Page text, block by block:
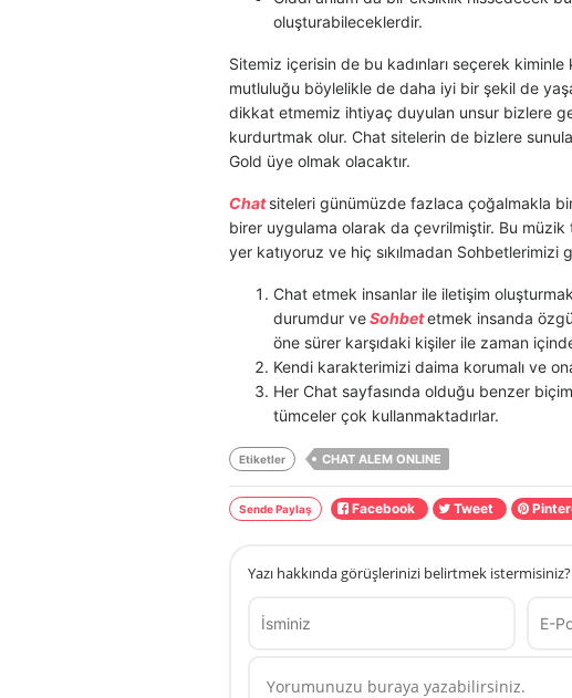
oluşturabileceklerdir.
Sitemiz içerisin de bu kadınları seçerek
mutluluğu böylelikle de daha iyi bir şekil de
dikkat etmemiz ihtiyaç duyulan unsur bizlere
kurdurtmak olur. Chat sitelerin de bizlere
Gold üye olmak olacaktır.
Chat siteleri günümüzde fazlaca çoğalmakla
birer uygulama olarak da çevrilmiştir. Bu
yer katıyoruz ve hiç sıkılmadan Sohbetlerimizi
Chat etmek insanlar ile iletişim
durumdur veSohbetetmek insanda
öne sürer karşıdaki kişiler ile zaman
Kendi karakterimizi daima korumalı ve
Her Chat sayfasında olduğu benzer
tümceler çok kullanmaktadırlar.
Etiketler CHAT ALEM ONLINE
Sende Paylaş Facebook Tweet
Yazı hakkında görüşlerinizi belirtmek istermisiniz?